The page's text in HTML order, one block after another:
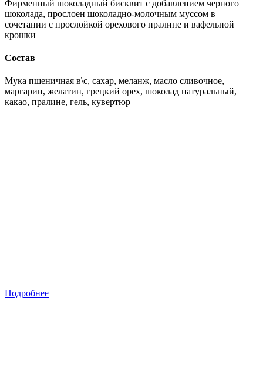
Фирменный шоколадный бисквит с добавлением черного
шоколада, прослоен шоколадно-молочным муссом в
сочетании с прослойкой орехового пралине и вафельной
крошки
Состав
Мука пшеничная в\с, сахар, меланж, масло сливочное,
маргарин, желатин, грецкий орех, шоколад натуральный,
какао, пралине, гель, кувертюр
Подробнее